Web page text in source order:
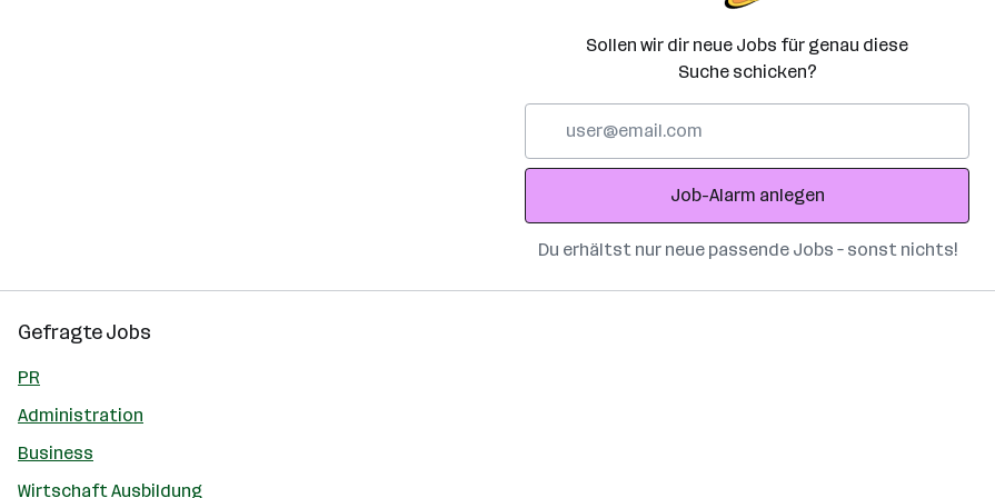
Sollen wir dir neue Jobs für genau diese
Suche schicken?
Adresse
Job-Alarm anlegen
Du erhältst nur neue passende Jobs – sonst nichts!
Gefragte Jobs
PR
Administration
Business
Wirtschaft Ausbildung